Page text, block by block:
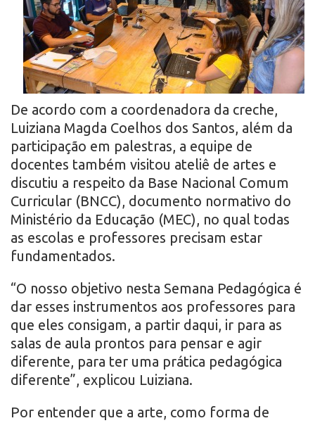
De acordo com a coordenadora da creche,
Luiziana Magda Coelhos dos Santos, além da
participação em palestras, a equipe de
docentes também visitou ateliê de artes e
discutiu a respeito da Base Nacional Comum
Curricular (BNCC), documento normativo do
Ministério da Educação (MEC), no qual todas
as escolas e professores precisam estar
fundamentados.
“O nosso objetivo nesta Semana Pedagógica é
dar esses instrumentos aos professores para
que eles consigam, a partir daqui, ir para as
salas de aula prontos para pensar e agir
diferente, para ter uma prática pedagógica
diferente”, explicou Luiziana.
Por entender que a arte, como forma de